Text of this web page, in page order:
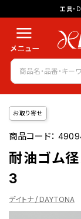
工具・
お取り寄せ
商品コード：
耐油ゴム
3
デイトナ / DAYTONA